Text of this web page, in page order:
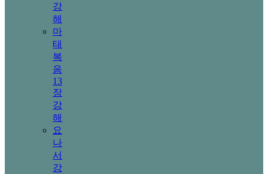
강
해
마
태
복
음
13
장
강
해
요
나
서
강